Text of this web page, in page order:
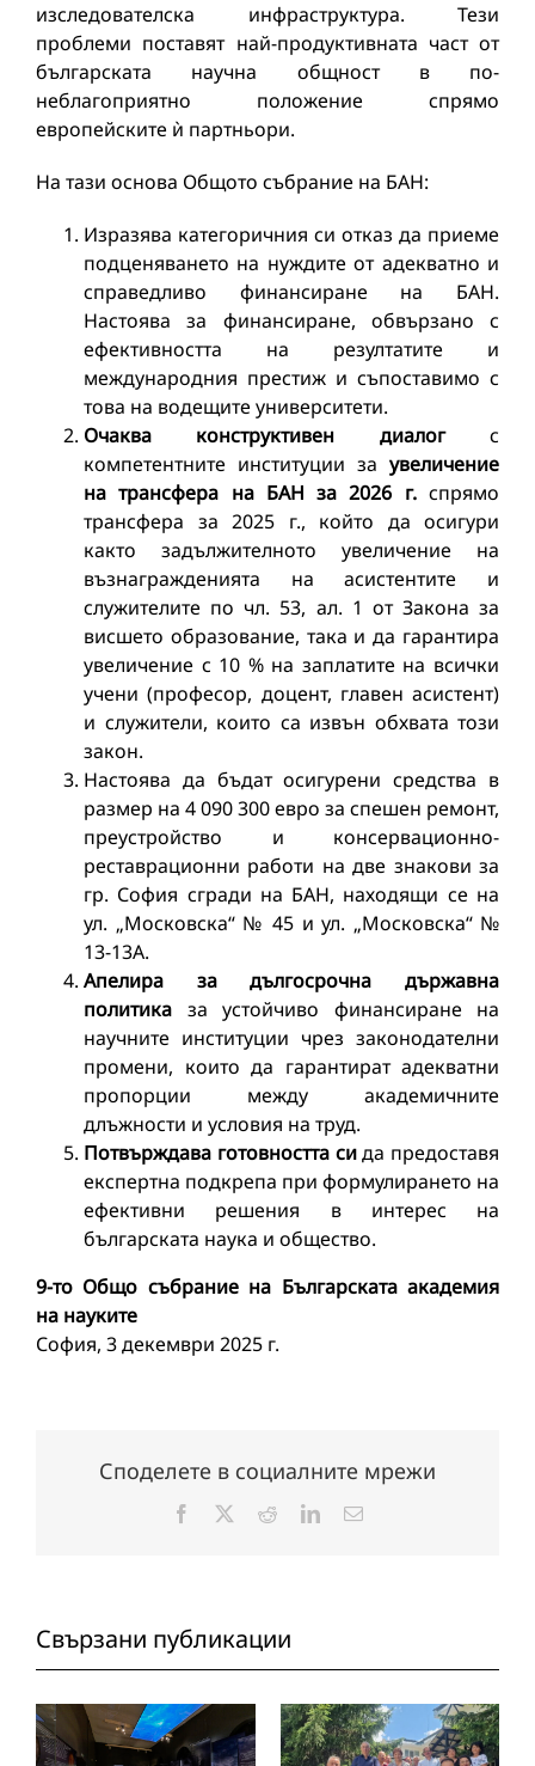
изследователска инфраструктура. Тези
проблеми поставят най-продуктивната част от
българската научна общност в по-
неблагоприятно положение спрямо
европейските ѝ партньори.
На тази основа Общото събрание на БАН:
Изразява категоричния си отказ да приеме
подценяването на нуждите от адекватно и
справедливо финансиране на БАН.
Настоява за финансиране, обвързано с
ефективността на резултатите и
международния престиж и съпоставимо с
това на водещите университети.
Очаква конструктивен диалогс
компетентните институции за увеличение
на трансфера на БАН за 2026 г.спрямо
трансфера за 2025 г., който да осигури
както задължителното увеличение на
възнагражденията на асистентите и
служителите по чл. 53, ал. 1 от Закона за
висшето образование, така и да гарантира
увеличение с 10 % на заплатите на всички
учени (професор, доцент, главен асистент)
и служители, които са извън обхвата този
закон.
Настоява да бъдат осигурени средства в
размер на 4 090 300 евро за спешен ремонт,
преустройство и консервационно-
реставрационни работи на две знакови за
гр. София сгради на БАН, находящи се на
ул. „Московска“ № 45 и ул. „Московска“ №
13-13А.
Апелира за дългосрочна държавна
политика за устойчиво финансиране на
научните институции чрез законодателни
промени, които да гарантират адекватни
пропорции между академичните
длъжности и условия на труд.
Потвърждава готовността сида предоставя
експертна подкрепа при формулирането на
ефективни решения в интерес на
българската наука и общество.
9-то Общо събрание на Българската академия
на науките
София, 3 декември 2025 г.
Споделете в социалните мрежи
Facebook RedditLinkedInЕлектронна
Свързани публикации